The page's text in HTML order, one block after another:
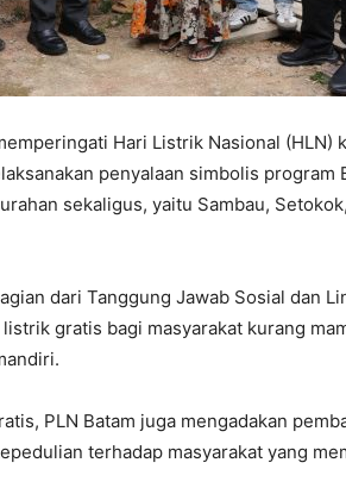
Hari Listrik Nasional (HLN)
penyalaan simbolis program
sekaligus, yaitu Sambau,
dari Tanggung Jawab Sosial dan
gratis bagi masyarakat kurang
PLN Batam juga mengadakan
terhadap masyarakat yang